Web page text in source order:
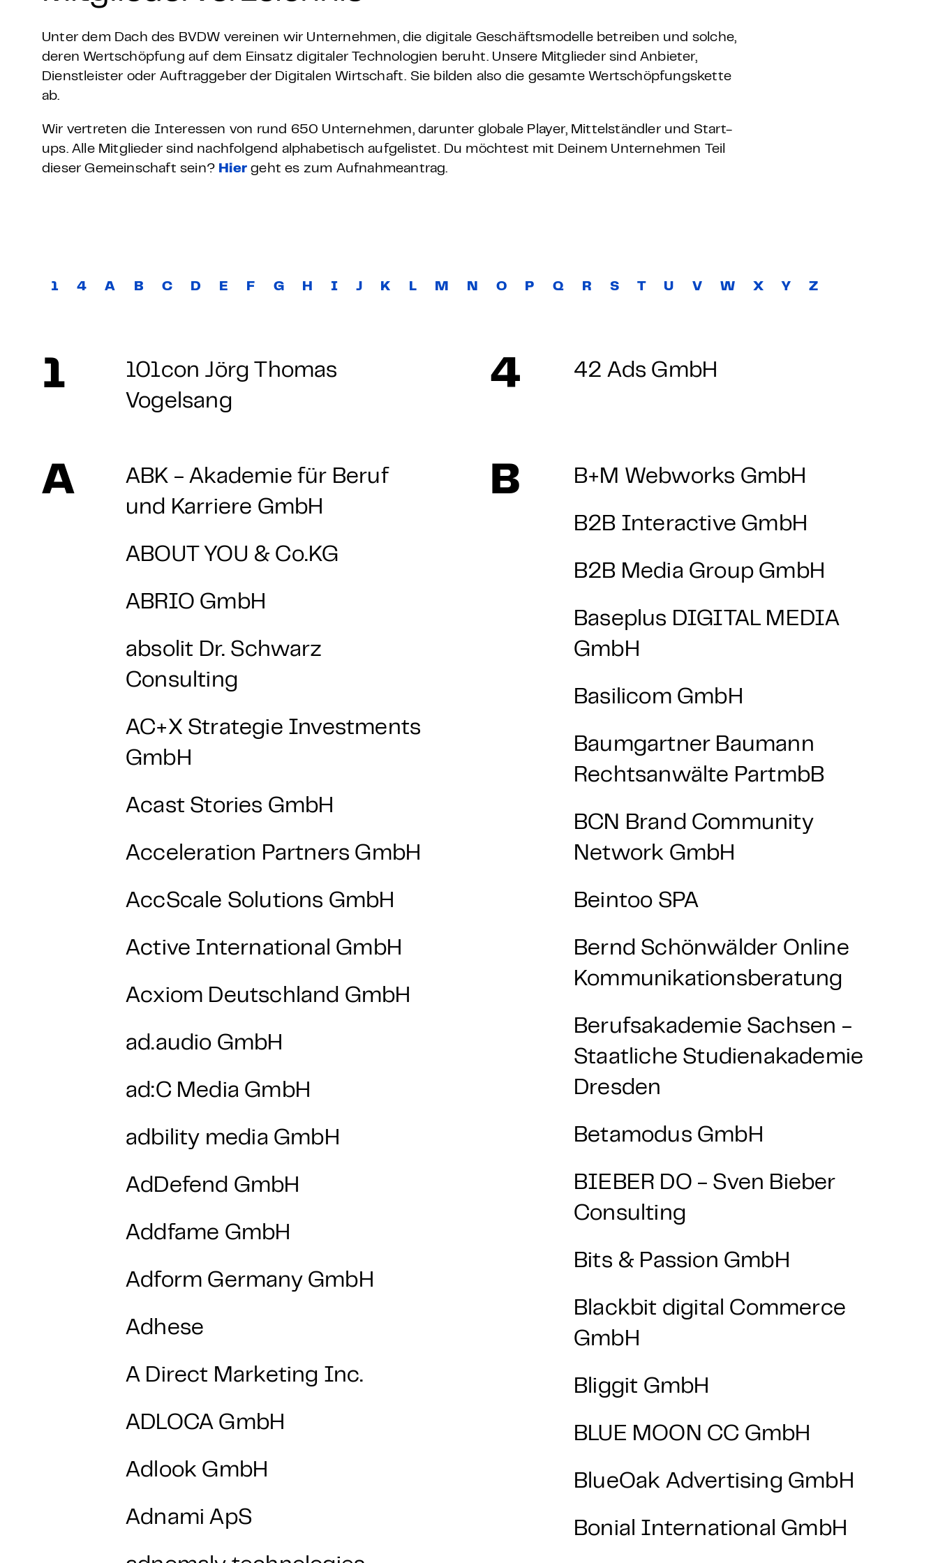
Unter dem Dach des BVDW vereinen wir Unternehmen, die digitale Geschäftsmodelle betreiben und solche,
deren Wertschöpfung auf dem Einsatz digitaler Technologien beruht. Unsere Mitglieder sind Anbieter,
Dienstleister oder Auftraggeber der Digitalen Wirtschaft. Sie bilden also die gesamte Wertschöpfungskette
ab.
Wir vertreten die Interessen von rund 650 Unternehmen, darunter globale Player, Mittelständler und Start-
ups. Alle Mitglieder sind nachfolgend alphabetisch aufgelistet. Du möchtest mit Deinem Unternehmen Teil
dieser Gemeinschaft sein? Hier geht es zum Aufnahmeantrag.
1 4 A B C D E F G H I J K L M N O P Q R S T U V W X Y Z
1
101con Jörg Thomas
Vogelsang
4 42 Ads GmbH
A
ABK - Akademie für Beruf
und Karriere GmbH
ABOUT YOU & Co.KG
ABRIO GmbH
absolit Dr. Schwarz
Consulting
AC+X Strategie Investments
GmbH
Acast Stories GmbH
Acceleration Partners GmbH
AccScale Solutions GmbH
Active International GmbH
Acxiom Deutschland GmbH
ad.audio GmbH
ad:C Media GmbH
adbility media GmbH
AdDefend GmbH
Addfame GmbH
Adform Germany GmbH
Adhese
A Direct Marketing Inc.
ADLOCA GmbH
Adlook GmbH
Adnami ApS
B B+M Webworks GmbH
B2B Interactive GmbH
B2B Media Group GmbH
Baseplus DIGITAL MEDIA
GmbH
Basilicom GmbH
Baumgartner Baumann
Rechtsanwälte PartmbB
BCN Brand Community
Network GmbH
Beintoo SPA
Bernd Schönwälder Online
Kommunikationsberatung
Berufsakademie Sachsen -
Staatliche Studienakademie
Dresden
Betamodus GmbH
BIEBER DO - Sven Bieber
Consulting
Bits & Passion GmbH
Blackbit digital Commerce
GmbH
Bliggit GmbH
BLUE MOON CC GmbH
BlueOak Advertising GmbH
Bonial International GmbH